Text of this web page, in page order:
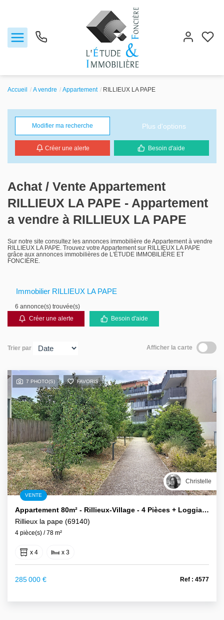
Ventes
Biens vendus
Locations
Estimation
Gestion locative
Accueil A vendre Appartement RILLIEUX LA PAPE
Modifier ma recherche Plus d'options
Créer une alerte Besoin d'aide
Achat / Vente Appartement
RILLIEUX LA PAPE - Appartement
a vendre à RILLIEUX LA PAPE
Sur notre site consultez les annonces immobilière de Appartement à vendre
RILLIEUX LA PAPE. Trouvez votre Appartement sur RILLIEUX LA PAPE
grâce aux annonces immobilières de L'ÉTUDE IMMOBILIÈRE ET
FONCIÈRE.
Immobilier RILLIEUX LA PAPE
6 annonce(s) trouvée(s)
Créer une alerte
Besoin d'aide
Trier par Afficher la carte
7 PHOTO(S) FAVORIS
Christelle
VENTE
Appartement 80m² - Rillieux-Village - 4 Pièces + Loggia + Box
Rillieux la pape (69140)
4 pièce(s) / 78 m²
x 4 x 3
285 000 € Ref : 4577